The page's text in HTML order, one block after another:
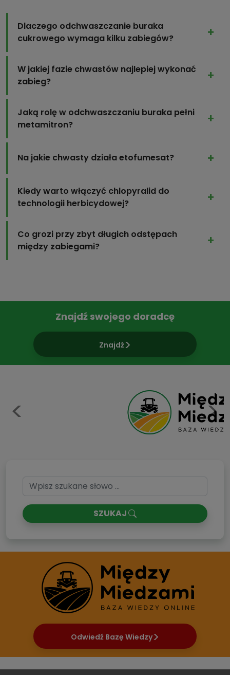
Dlaczego odchwaszczanie buraka
cukrowego wymaga kilku zabiegów?
W jakiej fazie chwastów najlepiej wykonać
zabieg?
Jaką rolę w odchwaszczaniu buraka pełni
metamitron?
Na jakie chwasty działa etofumesat?
Kiedy warto włączyć chlopyralid do
technologii herbicydowej?
Co grozi przy zbyt długich odstępach
między zabiegami?
Znajdź swojego doradcę
Znajdź
SZUKAJ
Odwiedź Bazę Wiedzy